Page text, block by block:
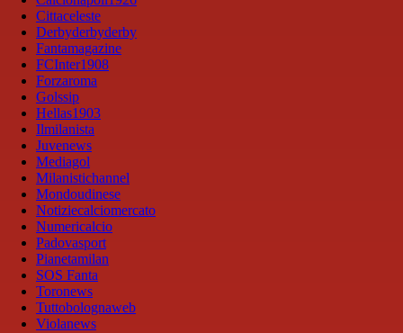
Cittaceleste
Derbyderbyderby
Fantamagazine
FCInter1908
Forzaroma
Golssip
Hellas1903
Ilmilanista
Juvenews
Mediagol
Milanistichannel
Mondoudinese
Notiziecalciomercato
Numericalcio
Padovasport
Pianetamilan
SOS Fanta
Toronews
Tuttobolognaweb
Violanews